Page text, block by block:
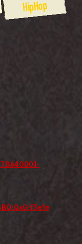
HipHop